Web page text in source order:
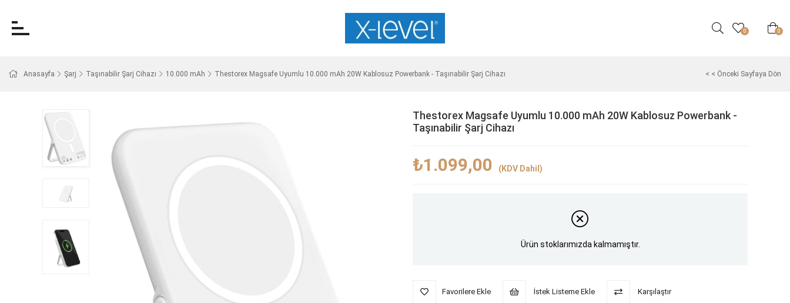
0 0
Anasayfa Şarj Taşınabilir Şarj Cihazı 10.000 mAh Thestorex Magsafe Uyumlu 10.000 mAh 20W Kablosuz Powerbank - Taşınabilir Şarj Cihazı < < Önceki Sayfaya Dön
Thestorex Magsafe Uyumlu 10.000 mAh 20W Kablosuz Powerbank -
Taşınabilir Şarj Cihazı
₺1.099,00 (KDV Dahil)
Ürün stoklarımızda kalmamıştır.
Favorilere Ekle İstek Listeme Ekle Karşılaştır